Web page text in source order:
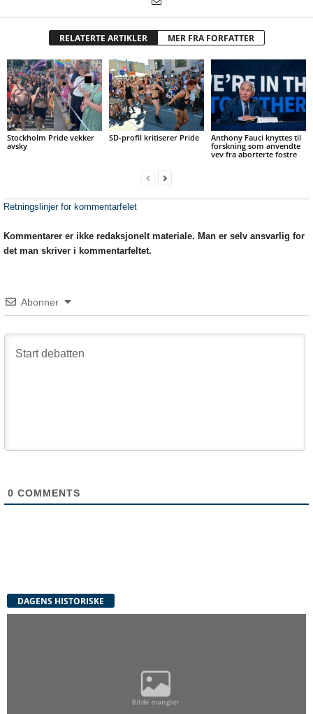
RELATERTE ARTIKLER MER FRA FORFATTER
Stockholm Pride vekker
avsky
SD-profil kritiserer Pride
Anthony Fauci knyttes til
forskning som anvendte
vev fra aborterte fostre
Retningslinjer for kommentarfelet
Kommentarer er ikke redaksjonelt materiale. Man er selv ansvarlig for
det man skriver i kommentarfeltet.
Abonner
0 COMMENTS
DAGENS HISTORISKE